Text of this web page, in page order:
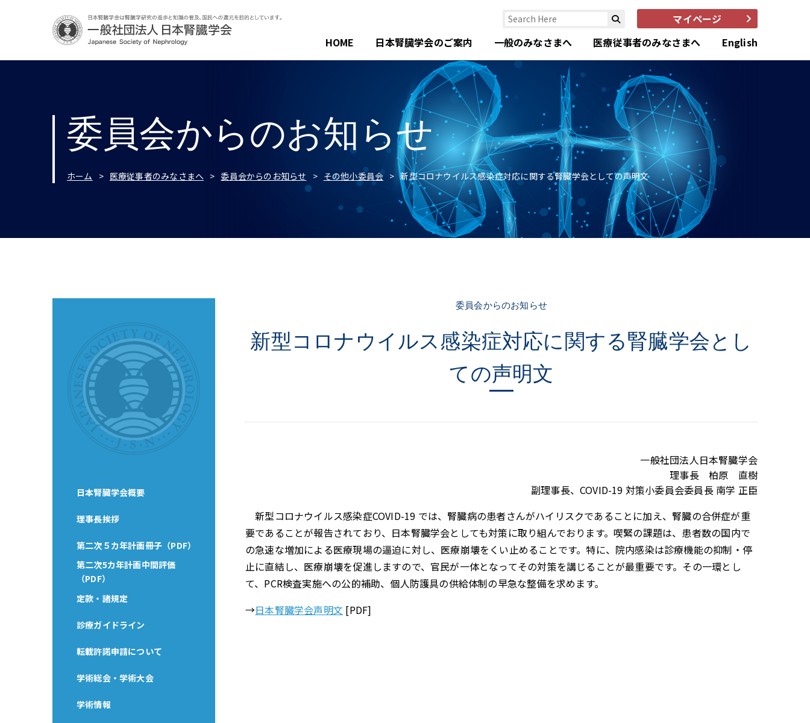
マイページ
HOME
日本腎臓学会のご案内 一般のみなさまへ 医療従事者のみなさまへ English
委員会からのお知らせ
ホーム 医療従事者のみなさまへ 委員会からのお知らせ その他小委員会 新型コロナウイルス感染症対応に関する腎臓学会としての声明文
日本腎臓学会概要
理事長挨拶
第二次５カ年計画冊子（PDF）
第二次5カ年計画中間評価
（PDF）
定款・諸規定
診療ガイドライン
転載許諾申請について
学術総会・学術大会
学術情報
委員会からのお知らせ
新型コロナウイルス感染症対応に関する腎臓学会とし
ての声明文
一般社団法人日本腎臓学会
理事長 柏原 直樹
副理事長、COVID-19 対策小委員会委員長 南学 正臣
新型コロナウイルス感染症COVID-19 では、腎臓病の患者さんがハイリスクであることに加え、腎臓の合併症が重
要であることが報告されており、日本腎臓学会としても対策に取り組んでおります。喫緊の課題は、患者数の国内で
の急速な増加による医療現場の逼迫に対し、医療崩壊をくい止めることです。特に、院内感染は診療機能の抑制・停
止に直結し、医療崩壊を促進しますので、官民が一体となってその対策を講じることが最重要です。その一環とし
て、PCR検査実施への公的補助、個人防護具の供給体制の早急な整備を求めます。
→日本腎臓学会声明文 [PDF]